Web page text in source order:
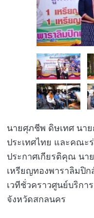
นายศุภชีพ ดิษเทศ นา
ประเทศไทย และคณะ
ประกาศเกียรติคุณ นา
เหรียญทองพาราลิมปิ
เวทีชั่วคราวศูนย์บริก
จังหวัดสกลนคร